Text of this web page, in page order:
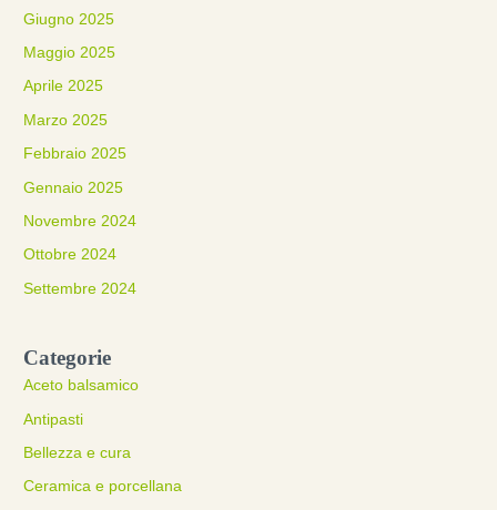
Giugno 2025
Maggio 2025
Aprile 2025
Marzo 2025
Febbraio 2025
Gennaio 2025
Novembre 2024
Ottobre 2024
Settembre 2024
Categorie
Aceto balsamico
Antipasti
Bellezza e cura
Ceramica e porcellana